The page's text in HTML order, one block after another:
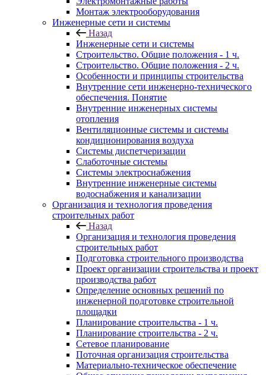
Монтаж электрооборудования
Инженерные сети и системы
Назад
Инженерные сети и системы
Строительство. Общие положения - 1 ч.
Строительство. Общие положения - 2 ч.
Особенности и принципы строительства
Внутренние сети инженерно-технического
обеспечения. Понятие
Внутренние инженерных системы
отопления
Вентиляционные системы и системы
кондиционирования воздуха
Системы диспетчеризации
Слаботочные системы
Системы электроснабжения
Внутренние инженерные системы
водоснабжения и канализации
Организация и технология проведения
строительных работ
Назад
Организация и технология проведения
строительных работ
Подготовка строительного производства
Проект организации строительства и проект
производства работ
Определение основных решений по
инженерной подготовке строительной
площадки
Планирование строительства - 1 ч.
Планирование строительства - 2 ч.
Сетевое планирование
Поточная организация строительства
Материально-техническое обеспечение